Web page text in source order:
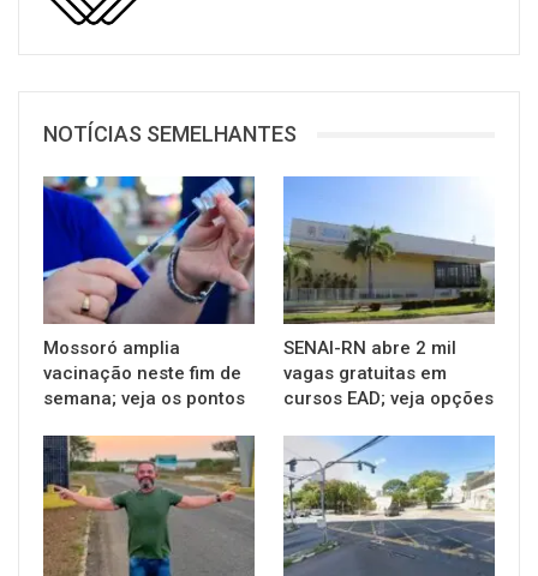
NOTÍCIAS SEMELHANTES
Mossoró amplia
vacinação neste fim de
semana; veja os pontos
SENAI-RN abre 2 mil
vagas gratuitas em
cursos EAD; veja opções